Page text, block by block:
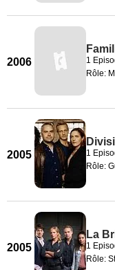
2006 1
Rôle:
2005 1
Rôle:
2005
La
1
Rôle: